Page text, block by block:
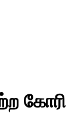
கோரி